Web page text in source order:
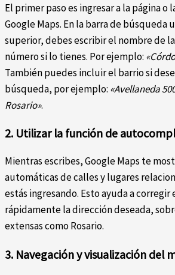
El primer paso es ingresar a la página o
Google Maps. En la barra de búsqueda
superior, debes escribir el nombre de
número si lo tienes. Por ejemplo:
También puedes incluir el barrio si
búsqueda, por ejemplo: «Avellaneda
Rosario».
2. Utilizar la función de
Mientras escribes, Google Maps te
automáticas de calles y lugares
estás ingresando. Esto ayuda a
rápidamente la dirección deseada,
extensas como Rosario.
3. Navegación y visualización del